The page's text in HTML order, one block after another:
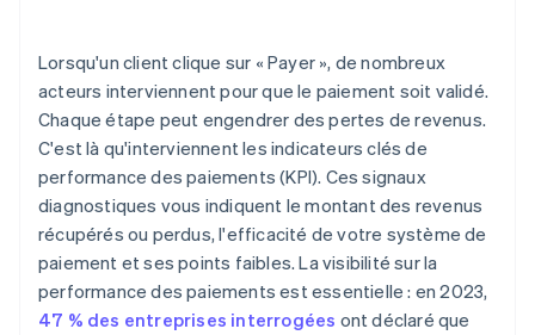
Lorsqu'un client clique sur « Payer », de nombreux
acteurs interviennent pour que le paiement soit validé.
Chaque étape peut engendrer des pertes de revenus.
C'est là qu'interviennent les indicateurs clés de
performance des paiements (KPI). Ces signaux
diagnostiques vous indiquent le montant des revenus
récupérés ou perdus, l'efficacité de votre système de
paiement et ses points faibles. La visibilité sur la
performance des paiements est essentielle : en 2023,
47 % des entreprises interrogées ont déclaré que